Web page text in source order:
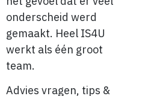
onderscheid werd
gemaakt. Heel IS4U
werkt als één groot
team.
Advies vragen, tips &